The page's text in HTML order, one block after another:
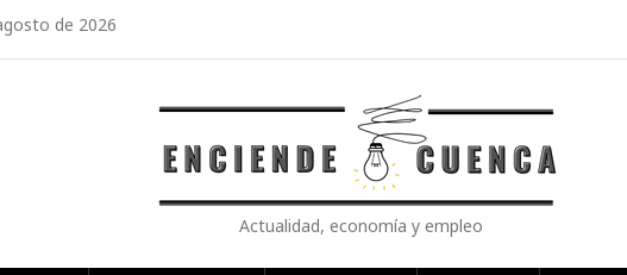
de 2026
Actualidad, economía y empleo